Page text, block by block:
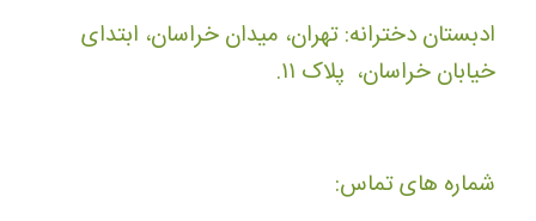
ادبستان دخترانه: تهران، میدان خراسان، ابتدای
خیابان خراسان، پلاک ۱۱.
شماره های تماس: